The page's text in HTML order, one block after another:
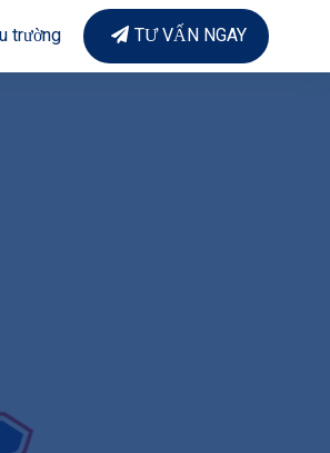
trường TƯ VẤN NGAY